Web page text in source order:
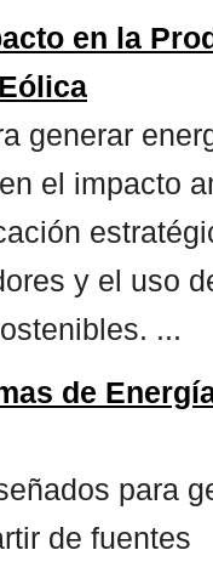
en la
generar
el impacto
y el uso
...
de
para
de fuentes